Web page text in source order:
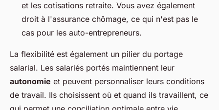
et les cotisations retraite. Vous avez également
droit à l'assurance chômage, ce qui n'est pas le
cas pour les auto-entrepreneurs.
La flexibilité est également un pilier du portage
salarial. Les salariés portés maintiennent leur
autonomie et peuvent personnaliser leurs conditions
de travail. Ils choisissent où et quand ils travaillent, ce